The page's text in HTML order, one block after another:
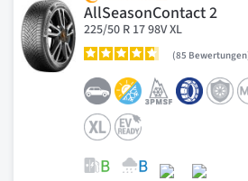
AllSeasonContact 2
225/50 R 17 98V XL
85 Bewertungen